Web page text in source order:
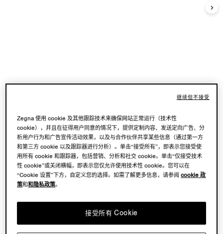
Zegna 使用 cookie 及其他跟踪技术来确保网站正常运行（技术性
cookie），并且在征得用户同意的情况下，提供定制内容、发送定向广告、分
析用户行为和广告宣传活动效果，以及与合作伙伴共享某些信息（通过第一方
和第三方 cookie 以及跟踪器进行分析）。单击“接受所有”，即表示您接受使
用所有 cookie 和跟踪器，包括营销、分析和社交 cookie。单击“仅接受技术
性 cookie”或关闭横幅，即表示您仅允许使用技术性 cookie。您可以在
“Cookie 设置”下方，自定义您的选择。如需了解更多信息，请参阅cookie 政
策和和隐私政策。
接受所有 Cookie
继续但不接受